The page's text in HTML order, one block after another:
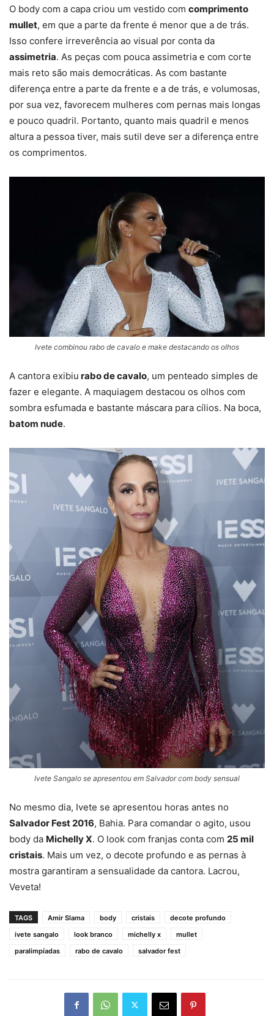
O body com a capa criou um vestido com comprimento
mullet, em que a parte da frente é menor que a de trás.
Isso confere irreverência ao visual por conta da
assimetria. As peças com pouca assimetria e com corte
mais reto são mais democráticas. As com bastante
diferença entre a parte da frente e a de trás, e volumosas,
por sua vez, favorecem mulheres com pernas mais longas
e pouco quadril. Portanto, quanto mais quadril e menos
altura a pessoa tiver, mais sutil deve ser a diferença entre
os comprimentos.
Ivete combinou rabo de cavalo e make destacando os olhos
A cantora exibiu rabo de cavalo, um penteado simples de
fazer e elegante. A maquiagem destacou os olhos com
sombra esfumada e bastante máscara para cílios. Na boca,
batom nude.
Ivete Sangalo se apresentou em Salvador com body sensual
No mesmo dia, Ivete se apresentou horas antes no
Salvador Fest 2016, Bahia. Para comandar o agito, usou
body da Michelly X. O look com franjas conta com 25 mil
cristais. Mais um vez, o decote profundo e as pernas à
mostra garantiram a sensualidade da cantora. Lacrou,
Veveta!
TAGS Amir Slama body cristais
decote profundo
ivete sangalo
look branco michelly x
mullet
paralimpíadas
rabo de cavalo salvador fest